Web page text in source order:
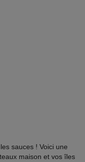
sauces ! Voici une
maison et vos îles